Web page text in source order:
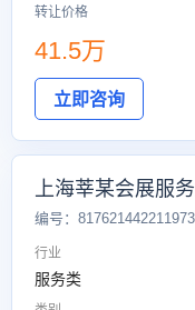
转让价格
41.5万
立即咨询
上海莘某会展服
编号：
行业
服务类